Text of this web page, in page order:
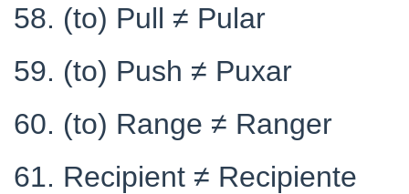
58. (to) Pull ≠ Pular
59. (to) Push ≠ Puxar
60. (to) Range ≠ Ranger
61. Recipient ≠ Recipiente